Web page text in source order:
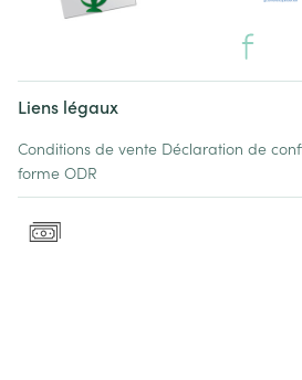
Liens légaux
Conditions de vente Déclaration de
forme ODR